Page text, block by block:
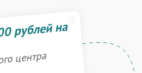
рублей на
центра